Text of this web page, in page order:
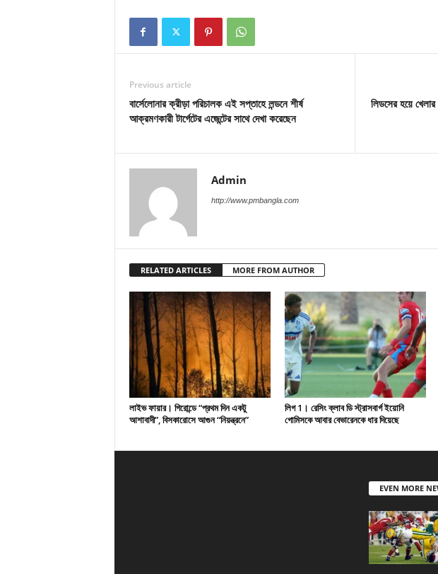
Previous article
বার্সেলোনার ক্রীড়া পরিচালক এই সপ্তাহে লন্ডনে শীর্ষ
আক্রমণকারী টার্গেটের এজেন্টের সাথে দেখা করেছেন
লিডসের হয়ে
Admin
http://www.pmbangla.com
RELATED ARTICLES MORE FROM AUTHOR
লাইভ ফায়ার। গিরোন্ডে “প্রথম দিন একটু
আশাবাদী”, বিসকারোসে আগুন “নিয়ন্ত্রনে”
লিগ 1। রেসিং ক্লাব ডি স্ট্রাসবার্গ ইয়োনি
গোমিসকে আবার বেভারেনকে ধার দিয়েছে
EVEN MORE